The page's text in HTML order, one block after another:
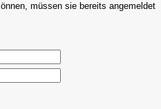
müssen sie bereits angemeldet